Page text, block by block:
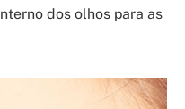
dos olhos para as